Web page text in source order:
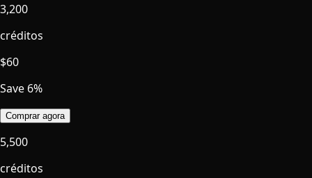
3,200
créditos
$60
Save 6%
Comprar agora
5,500
créditos